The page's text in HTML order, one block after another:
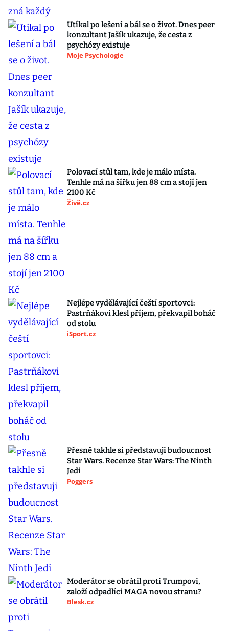
Utíkal po lešení a bál se o život. Dnes peer
konzultant Jašík ukazuje, že cesta z
psychózy existuje
Moje Psychologie
Polovací stůl tam, kde je málo místa.
Tenhle má na šířku jen 88 cm a stojí jen
2100 Kč
Živě.cz
Nejlépe vydělávající čeští sportovci:
Pastrňákovi klesl příjem, překvapil boháč
od stolu
iSport.cz
Přesně takhle si představuji budoucnost
Star Wars. Recenze Star Wars: The Ninth
Jedi
Poggers
Moderátor se obrátil proti Trumpovi,
založí odpadlíci MAGA novou stranu?
Blesk.cz